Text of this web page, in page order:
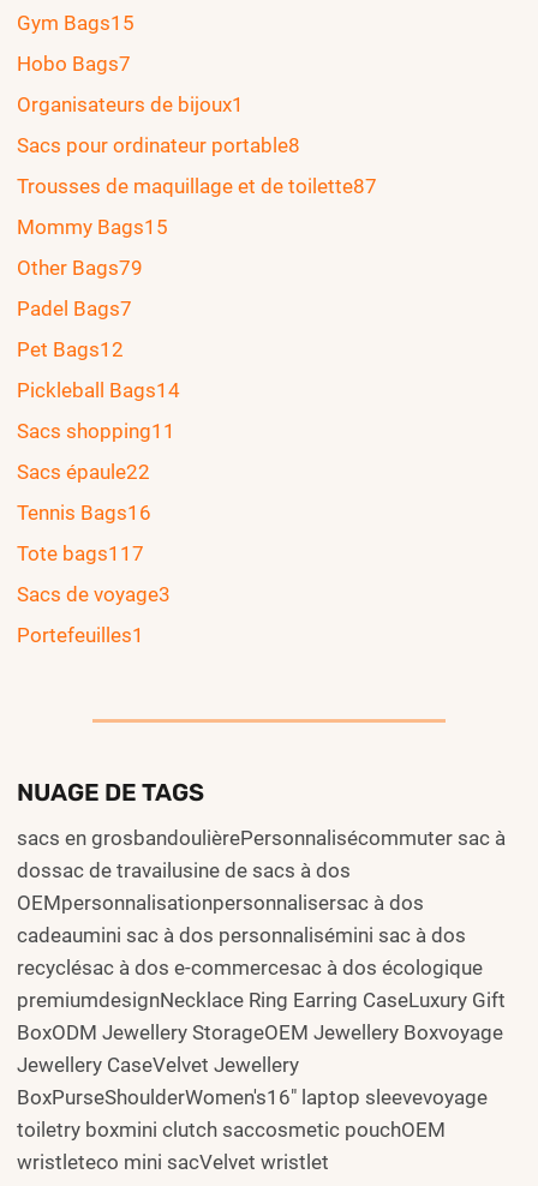
Gym Bags15
Hobo Bags7
Organisateurs de bijoux1
Sacs pour ordinateur portable8
Trousses de maquillage et de toilette87
Mommy Bags15
Other Bags79
Padel Bags7
Pet Bags12
Pickleball Bags14
Sacs shopping11
Sacs épaule22
Tennis Bags16
Tote bags117
Sacs de voyage3
Portefeuilles1
NUAGE DE TAGS
sacs en grosbandoulièrePersonnalisécommuter sac à
dossac de travailusine de sacs à dos
OEMpersonnalisationpersonnalisersac à dos
cadeaumini sac à dos personnalisémini sac à dos
recyclésac à dos e-commercesac à dos écologique
premiumdesignNecklace Ring Earring CaseLuxury Gift
BoxODM Jewellery StorageOEM Jewellery Boxvoyage
Jewellery CaseVelvet Jewellery
BoxPurseShoulderWomen's16" laptop sleevevoyage
toiletry boxmini clutch saccosmetic pouchOEM
wristleteco mini sacVelvet wristlet